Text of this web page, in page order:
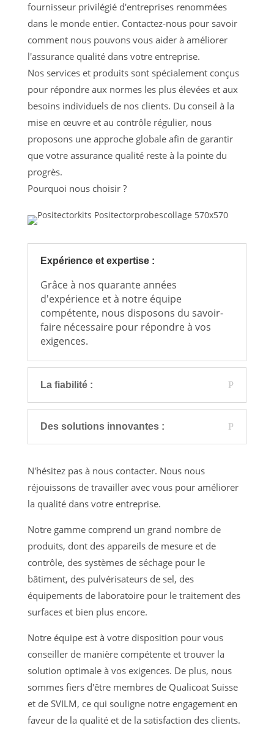
fournisseur privilégié d'entreprises renommées
dans le monde entier. Contactez-nous pour savoir
comment nous pouvons vous aider à améliorer
l'assurance qualité dans votre entreprise.
Nos services et produits sont spécialement conçus
pour répondre aux normes les plus élevées et aux
besoins individuels de nos clients. Du conseil à la
mise en œuvre et au contrôle régulier, nous
proposons une approche globale afin de garantir
que votre assurance qualité reste à la pointe du
progrès.
Pourquoi nous choisir ?
Expérience et expertise :
Grâce à nos quarante années
d'expérience et à notre équipe
compétente, nous disposons du savoir-
faire nécessaire pour répondre à vos
exigences.
La fiabilité :
Des solutions innovantes :
N'hésitez pas à nous contacter. Nous nous
réjouissons de travailler avec vous pour améliorer
la qualité dans votre entreprise.
Notre gamme comprend un grand nombre de
produits, dont des appareils de mesure et de
contrôle, des systèmes de séchage pour le
bâtiment, des pulvérisateurs de sel, des
équipements de laboratoire pour le traitement des
surfaces et bien plus encore.
Notre équipe est à votre disposition pour vous
conseiller de manière compétente et trouver la
solution optimale à vos exigences. De plus, nous
sommes fiers d'être membres de Qualicoat Suisse
et de SVILM, ce qui souligne notre engagement en
faveur de la qualité et de la satisfaction des clients.